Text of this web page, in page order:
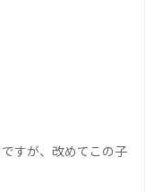
すが、改めてこの子